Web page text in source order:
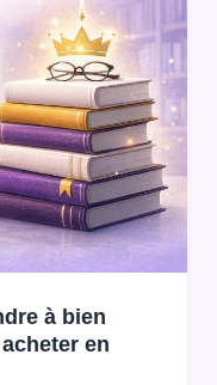
à bien
en